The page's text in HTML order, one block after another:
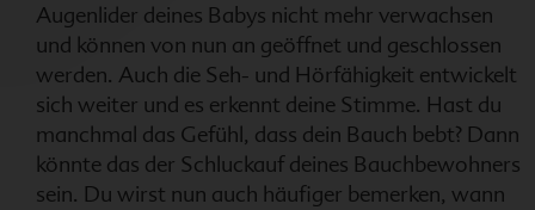
Augenlider deines Babys nicht mehr verwachsen
und können von nun an geöffnet und geschlossen
werden. Auch die Seh- und Hörfähigkeit entwickelt
sich weiter und es erkennt deine Stimme. Hast du
manchmal das Gefühl, dass dein Bauch bebt? Dann
könnte das der Schluckauf deines Bauchbewohners
sein. Du wirst nun auch häufiger bemerken, wann